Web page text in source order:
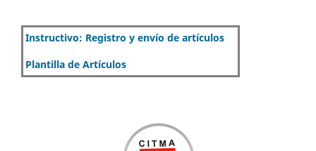
Instructivo: Registro y envío de artículos
Plantilla de Artículos